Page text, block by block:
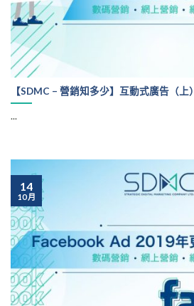
【SDMC – 營銷知多少】互動式廣告（上）
...
14
10 月